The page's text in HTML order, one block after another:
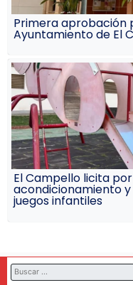
Primera aprobación
Ayuntamiento de El
El Campello licita
acondicionamiento y
juegos infantiles